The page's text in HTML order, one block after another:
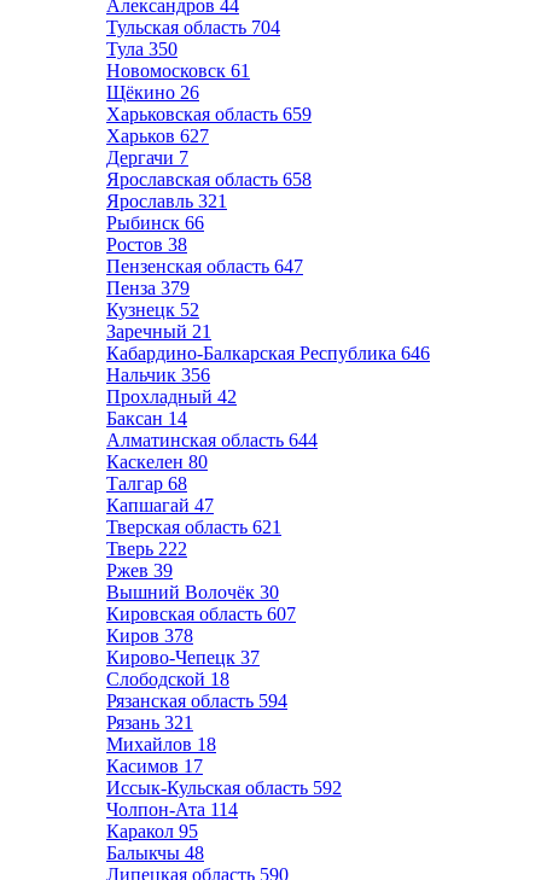
Александров 44
Тульская область 704
Тула 350
Новомосковск 61
Щёкино 26
Харьковская область 659
Харьков 627
Дергачи 7
Ярославская область 658
Ярославль 321
Рыбинск 66
Ростов 38
Пензенская область 647
Пенза 379
Кузнецк 52
Заречный 21
Кабардино-Балкарская Республика 646
Нальчик 356
Прохладный 42
Баксан 14
Алматинская область 644
Каскелен 80
Талгар 68
Капшагай 47
Тверская область 621
Тверь 222
Ржев 39
Вышний Волочёк 30
Кировская область 607
Киров 378
Кирово-Чепецк 37
Слободской 18
Рязанская область 594
Рязань 321
Михайлов 18
Касимов 17
Иссык-Кульская область 592
Чолпон-Ата 114
Каракол 95
Балыкчы 48
Липецкая область 590